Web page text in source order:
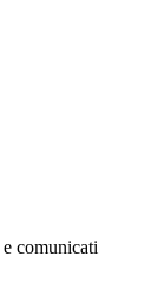
comunicati